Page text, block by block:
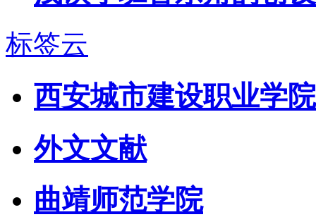
标签云
西安城市建设职业学院
外文文献
曲靖师范学院